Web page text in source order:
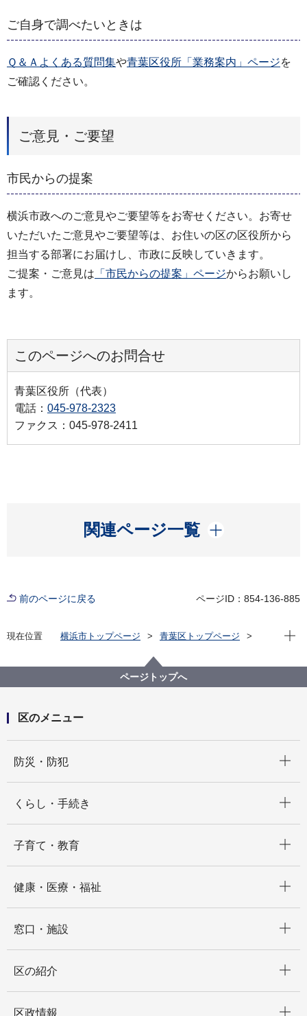
ご自身で調べたいときは
Ｑ＆Ａよくある質問集や青葉区役所「業務案内」ページを
ご確認ください。
ご意見・ご要望
市民からの提案
横浜市政へのご意見やご要望等をお寄せください。お寄せ
いただいたご意見やご要望等は、お住いの区の区役所から
担当する部署にお届けし、市政に反映していきます。
ご提案・ご意見は 「市民からの提案」ページからお願いし
ます。
このページへのお問合せ
青葉区役所（代表）
電話： 045-978-2323
ファクス：045-978-2411
関連ページ一覧
開く
前のページに戻る ページID：854-136-885
現在位置 横浜市トップページ
青葉区トップページ
現在
ページトップへ
区のメニュー
防災・防犯
くらし・手続き
子育て・教育
健康・医療・福祉
窓口・施設
区の紹介
区政情報